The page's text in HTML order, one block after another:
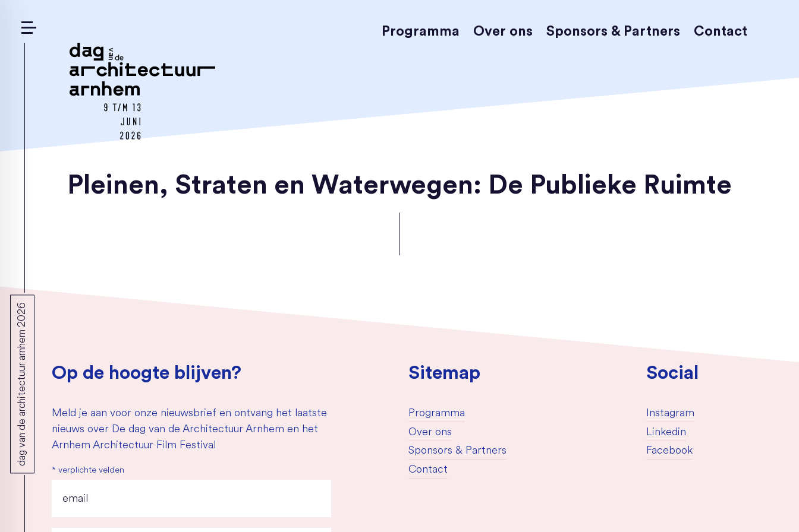
dag van de architectuur arnhem 2026
Programma Over ons Sponsors & Partners Contact
Pleinen, Straten en Waterwegen: De Publieke Ruimte
Op de hoogte blijven?
Meld je aan voor onze nieuwsbrief en ontvang het laatste
nieuws over De dag van de Architectuur Arnhem en het
Arnhem Architectuur Film Festival
* verplichte velden
Sitemap
Programma
Over ons
Sponsors & Partners
Contact
Social
Instagram
Linkedin
Facebook